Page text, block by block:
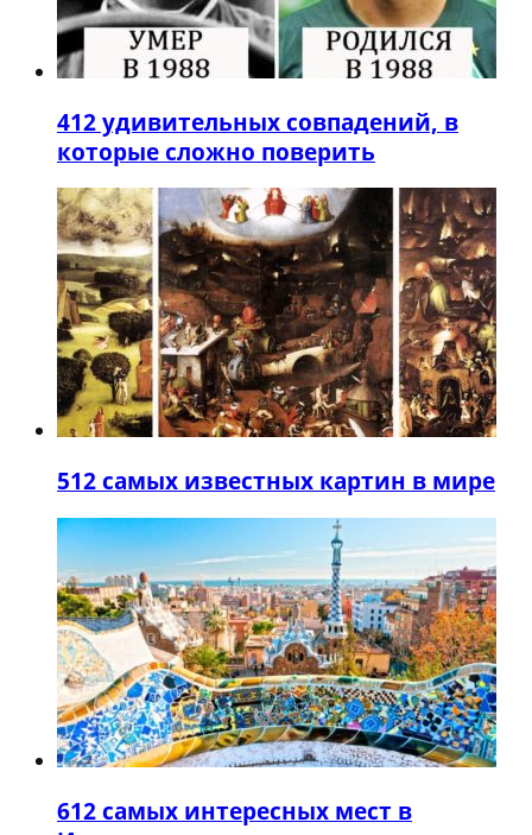
412 удивительных совпадений, в
которые сложно поверить
512 самых известных картин в мире
612 самых интересных мест в